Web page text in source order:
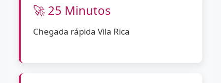
🚀 25 Minutos
Chegada rápida Vila Rica